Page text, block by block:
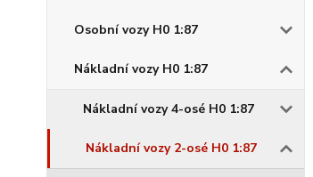
Osobní vozy H0 1:87
Nákladní vozy H0 1:87
Nákladní vozy 4-osé H0 1:87
Nákladní vozy 2-osé H0 1:87